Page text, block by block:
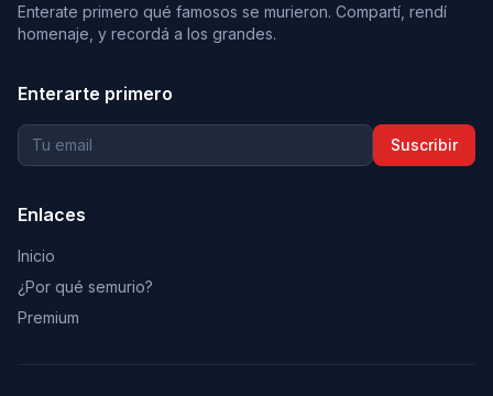
Enterate primero qué famosos se murieron. Compartí, rendí
homenaje, y recordá a los grandes.
Enterarte primero
Suscribir
Enlaces
Inicio
¿Por qué semurio?
Premium